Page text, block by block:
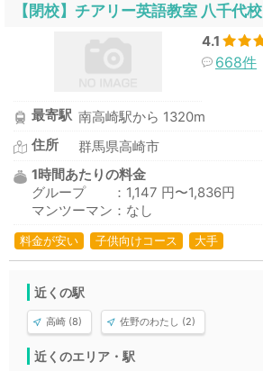
【閉校】チアリー英語教室 八千代校
4.1
668件
最寄駅 南高崎駅から 1320m
住所
群馬県高崎市
1時間あたりの料金
グループ ：1,147 円〜1,836円
マンツーマン：なし
料金が安い 子供向けコース 大手
近くの駅
高崎 (8) 佐野のわたし (2)
近くのエリア・駅